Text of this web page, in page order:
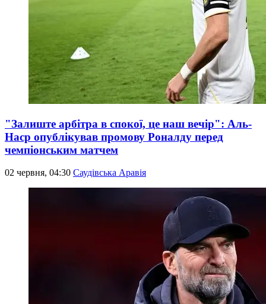
"Залиште арбітра в спокої, це наш вечір": Аль-
Наср опублікував промову Роналду перед
чемпіонським матчем
02 червня, 04:30 Саудівська Аравія